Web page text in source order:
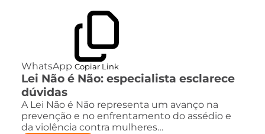
WhatsApp Copiar Link
Lei Não é Não: especialista esclarece
dúvidas
A Lei Não é Não representa um avanço na
prevenção e no enfrentamento do assédio e
da violência contra mulheres…